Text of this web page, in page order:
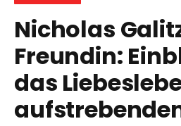
Nicholas
Freundin:
das